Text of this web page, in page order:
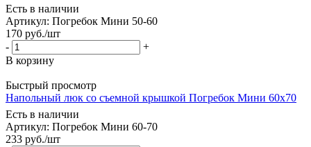
Есть в наличии
Артикул: Погребок Мини 50-60
170 руб./шт
-
+
В корзину
Быстрый просмотр
Напольный люк со съемной крышкой Погребок Мини 60х70
Есть в наличии
Артикул: Погребок Мини 60-70
233 руб./шт